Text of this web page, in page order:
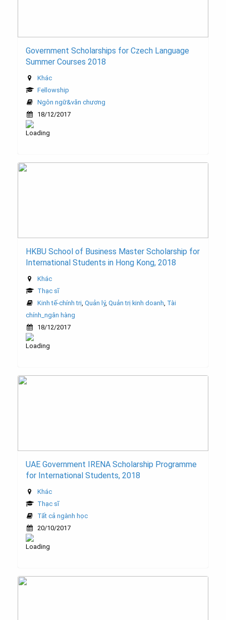
Government Scholarships for Czech Language
Summer Courses 2018
Khác
Fellowship
Ngôn ngữ&văn chương
18/12/2017
HKBU School of Business Master Scholarship for
International Students in Hong Kong, 2018
Khác
Thạc sĩ
Kinh tế-chính trị Quản lý, Quản trị kinh doanh Tài
chính_ngân hàng
18/12/2017
UAE Government IRENA Scholarship Programme
for International Students, 2018
Khác
Thạc sĩ
Tất cả ngành học
20/10/2017